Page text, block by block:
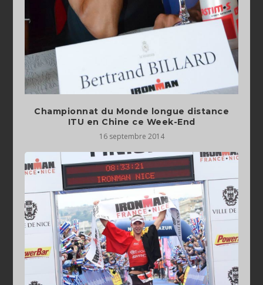
Championnat du Monde longue distance
ITU en Chine ce Week-End
16 septembre 2014